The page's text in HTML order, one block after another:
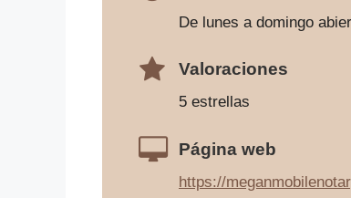
De lunes a domingo
Valoraciones
5 estrellas
Página web
https://